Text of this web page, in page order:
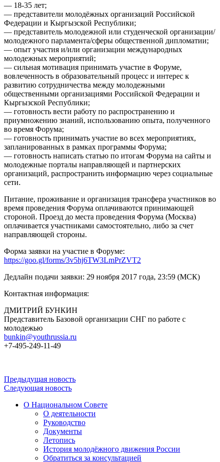
— 18-35 лет;
— представители молодёжных организаций Российской
Федерации и Кыргызской Республики;
— представитель молодежной или студенческой организации/
молодежного парламента/сферы общественной дипломатии;
— опыт участия и/или организации международных
молодежных мероприятий;
— сильная мотивация принимать участие в Форуме,
вовлеченность в образовательный процесс и интерес к
развитию сотрудничества между молодежными
общественными организациями Российской Федерации и
Кыргызской Республики;
— готовность вести работу по распространению и
приумножению знаний, использованию опыта, полученного
во время Форума;
— готовность принимать участие во всех мероприятиях,
запланированных в рамках программы Форума;
— готовность написать статью по итогам Форума на сайты и
молодежные порталы направляющей и партнерских
организаций, распространить информацию через социальные
сети.
Питание, проживание и организация трансфера участников во
время проведения Форума оплачиваются принимающей
стороной. Проезд до места проведения Форума (Москва)
оплачивается участниками самостоятельно, либо за счет
направляющей стороны.
Форма заявки на участие в Форуме:
https://goo.gl/forms/3v5hj6TW3LmPrZVT2
Дедлайн подачи заявки: 29 ноября 2017 года, 23:59 (МСК)
Контактная информация:
ДМИТРИЙ БУНКИН
Представитель Базовой организации СНГ по работе с
молодежью
bunkin@youthrussia.ru
+7-495-249-11-49
Предыдущая новость
Следующая новость
О Национальном Совете
О деятельности
Руководство
Документы
Летопись
История молодёжного движения России
Обратиться за консультацией